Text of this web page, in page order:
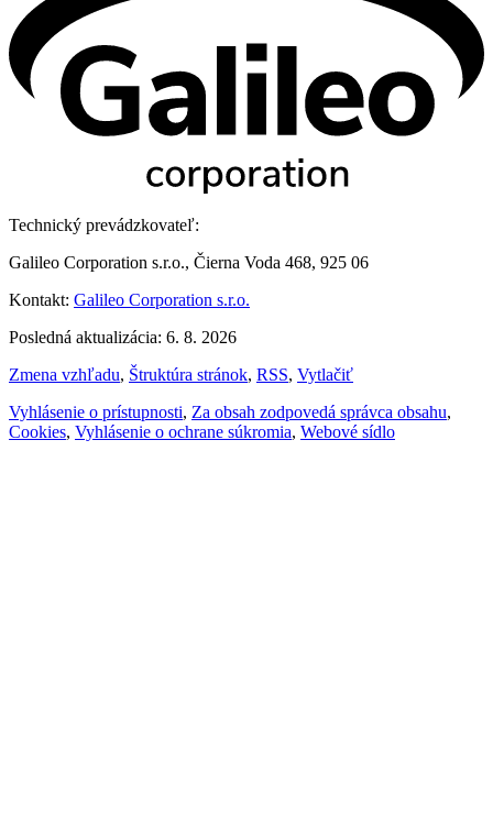
Technický prevádzkovateľ:
Galileo Corporation s.r.o., Čierna Voda 468, 925 06
Kontakt: Galileo Corporation s.r.o.
Posledná aktualizácia: 6. 8. 2026
Zmena vzhľadu, Štruktúra stránok, RSS, Vytlačiť
Vyhlásenie o prístupnosti, Za obsah zodpovedá správca obsahu,
Cookies, Vyhlásenie o ochrane súkromia, Webové sídlo